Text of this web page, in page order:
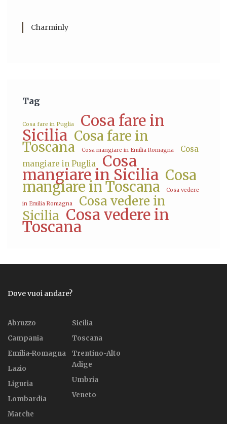
Charminly
Tag
Cosa fare in Puglia Cosa fare in
Sicilia Cosa fare in
Toscana Cosa mangiare in Emilia Romagna
Cosa
mangiare in Puglia
Cosa
mangiare in Sicilia Cosa
mangiare in Toscana Cosa vedere
in Emilia Romagna
Cosa vedere in
Sicilia Cosa vedere in
Toscana
Dove vuoi andare?
Abruzzo
Campania
Emilia-Romagna
Lazio
Liguria
Lombardia
Marche
Sicilia
Toscana
Trentino-Alto
Adige
Umbria
Veneto